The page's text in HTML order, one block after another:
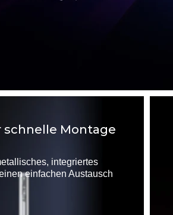
Montage
integriertes
einfachen Austausch